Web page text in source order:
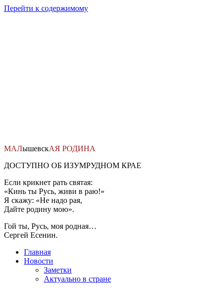
Перейти к содержимому
МАЛышевскАЯ РОДИНА
ДОСТУПНО ОБ ИЗУМРУДНОМ КРАЕ
Если крикнет рать святая:
«Кинь ты Русь, живи в раю!»
Я скажу: «Не надо рая,
Дайте родину мою».
Гой ты, Русь, моя родная…
Сергей Есенин.
Главная
Новости
Заметки
Актуально в стране